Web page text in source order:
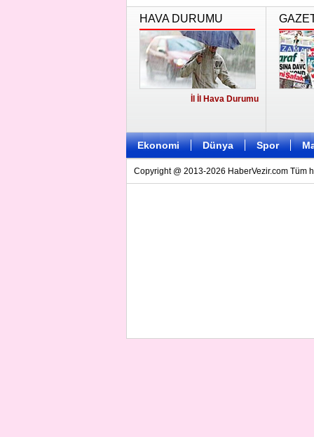
HAVA DURUMU
İl İl Hava Durumu
Ekonomi Dünya Spor
Copyright @ 2013-2026 HaberVezir.com Tüm